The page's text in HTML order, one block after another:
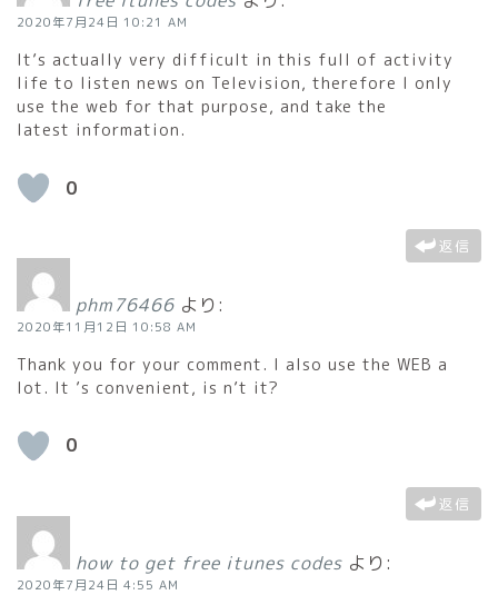
2020年7月24日 10:21 AM
It’s actually very difficult in this full of activity
life to listen news on Television, therefore I only
use the web for that purpose, and take the
latest information.
0
返信
phm76466 より:
2020年11月12日 10:58 AM
Thank you for your comment. I also use the WEB a
lot. It ’s convenient, is n’t it?
0
返信
how to get free itunes codes より:
2020年7月24日 4:55 AM